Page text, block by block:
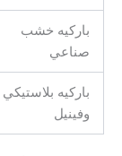
باركيه خشب
صناعي
باركيه بلاستيكي
وفينيل